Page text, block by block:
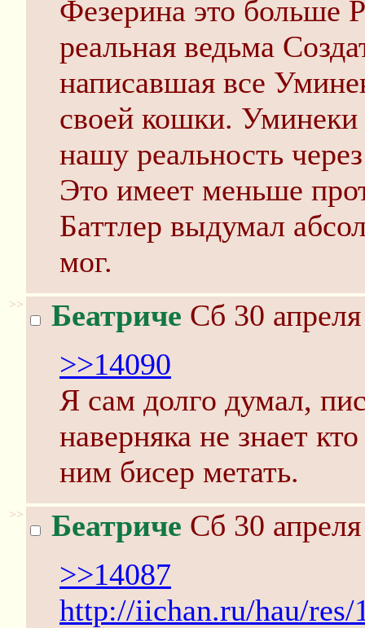
Фезерина это больше
реальная ведьма
написавшая все
своей кошки. Уминеки
нашу реальность
Это имеет меньше
Баттлер выдумал
мог.
>> Беатриче Сб 30
>>14090
Я сам долго думал,
наверняка не знает
ним бисер метать.
>> Беатриче Сб 30
>>14087
http://iichan.ru/hau/res/